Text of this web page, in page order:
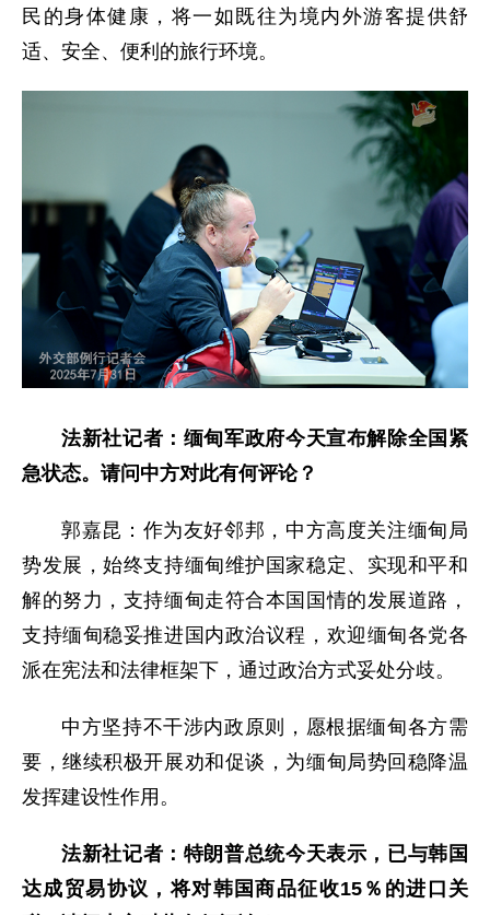
民的身体健康，将一如既往为境内外游客提供舒
适、安全、便利的旅行环境。
法新社记者：缅甸军政府今天宣布解除全国紧
急状态。请问中方对此有何评论？
郭嘉昆：作为友好邻邦，中方高度关注缅甸局
势发展，始终支持缅甸维护国家稳定、实现和平和
解的努力，支持缅甸走符合本国国情的发展道路，
支持缅甸稳妥推进国内政治议程，欢迎缅甸各党各
派在宪法和法律框架下，通过政治方式妥处分歧。
中方坚持不干涉内政原则，愿根据缅甸各方需
要，继续积极开展劝和促谈，为缅甸局势回稳降温
发挥建设性作用。
法新社记者：特朗普总统今天表示，已与韩国
达成贸易协议，将对韩国商品征收15％的进口关